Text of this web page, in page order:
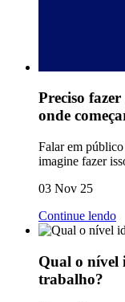
Preciso
onde
Falar em
imagine fazer
03 Nov 25
Continue lendo
Qual o nível
trabalho?